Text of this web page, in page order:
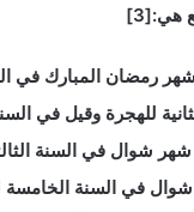
هي:[3]
رمضان المبارك في
للهجرة وقيل في
شوال في السنة
في السنة الخامسة